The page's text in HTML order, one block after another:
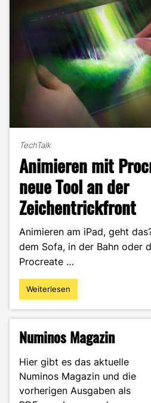
TechTalk
Animieren mit
neue Tool an der
Zeichentrickfront
Animieren am iPad, geht
dem Sofa, in der Bahn oder
Procreate …
"Animieren
mit
das
Tool
an
der
Weiterlesen
Numinos Magazin
Hier gibt es das aktuelle
Numinos Magazin und die
vorherigen Ausgaben als